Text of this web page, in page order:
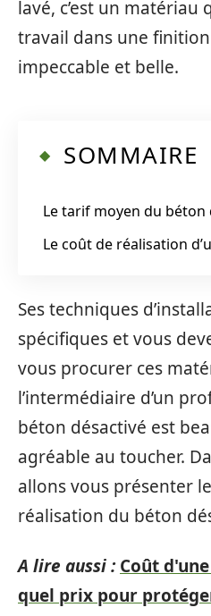
lavé, c’est un matériau
travail dans une
impeccable et belle.
SOMMAIRE
Le tarif moyen du béton
Le coût de réalisation
Ses techniques
spécifiques et vous
vous procurer ces
l’intermédiaire d’un
béton désactivé est
agréable au toucher.
allons vous présenter
réalisation du béton
A lire aussi : Coût
quel prix pour